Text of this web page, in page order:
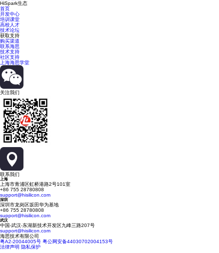
HiSpark生态
首页
开发中心
培训课堂
高校人才
技术论坛
获取支持
购买渠道
联系海思
技术支持
社区支持
上海海思学堂
关注我们
联系我们
上海
上海市青浦区虹桥港路2号101室
+86 755 28780808
support@hisilicon.com
深圳
深圳市龙岗区坂田华为基地
+86 755 28780808
support@hisilicon.com
武汉
中国-武汉-东湖新技术开发区九峰三路207号
support@hisilicon.com
海思技术有限公司
粤A2-20044005号 粤公网安备44030702004153号
法律声明 隐私保护